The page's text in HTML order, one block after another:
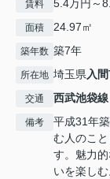
賃料 5.4万円～
面積 24.97㎡
築年数 築7年
所在地 埼玉県 入
交通 西武池袋線
備考
平成31年
む人のこ
す。魅力
いを楽し